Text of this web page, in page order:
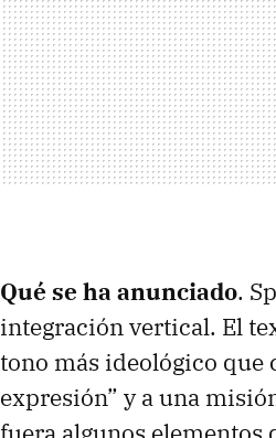
Qué se ha anunciado.
integración vertical. El
tono más ideológico que
expresión” y a una